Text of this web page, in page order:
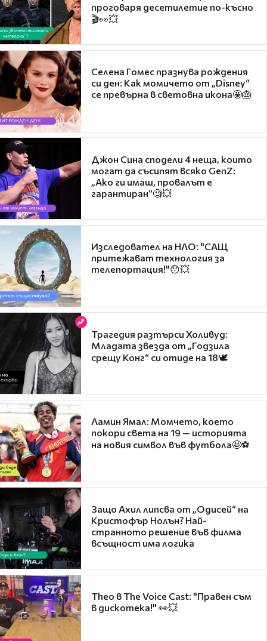
проговаря десетилетие по-късно
🎬👀💥
Селена Гомес празнува рождения
си ден: Как момичето от „Disney“
се превърна в световна икона🤩🎂
Джон Сина сподели 4 неща, които
могат да съсипят всяко GenZ:
„Ако ги имаш, провалът е
гарантиран“🧐💥
Изследовател на НЛО: "САЩ
притежават технология за
телепортация!"😯💥
Трагедия разтърси Холивуд:
Младата звезда от „Годзила
срещу Конг“ си отиде на 18🕊️
Ламин Ямал: Момчето, което
покори света на 19 — историята
на новия символ във футбола🤩⚽
Защо Ахил липсва от „Одисей“ на
Кристофър Нолън? Най-
странното решение във филма
всъщност има логика
Theo в The Voice Cast: "Правен съм
в дискотека!" 👀💥